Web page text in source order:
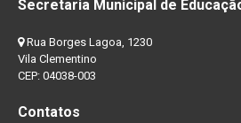
Secretaria Municipal de
Rua Borges Lagoa, 1230
Vila Clementino
CEP: 04038-003
Contatos